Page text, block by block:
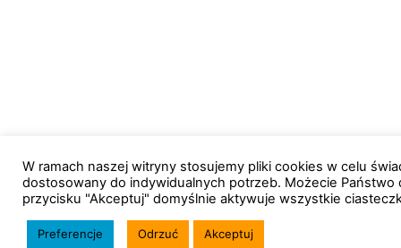
W ramach naszej witryny stosujemy pliki cookies w celu
dostosowany do indywidualnych potrzeb. Możecie
przycisku "Akceptuj" domyślnie aktywuje wszystkie
Preferencje Odrzuć Akceptuj